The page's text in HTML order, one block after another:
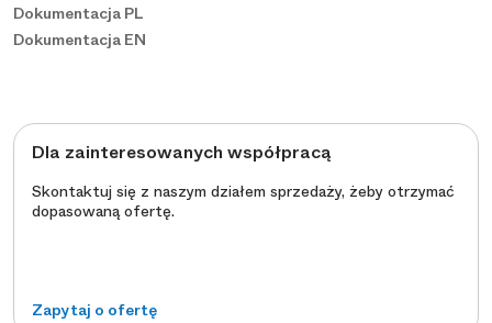
Dokumentacja PL
Dokumentacja EN
Dla zainteresowanych współpracą
Skontaktuj się z naszym działem sprzedaży, żeby otrzymać
dopasowaną ofertę.
Zapytaj o ofertę